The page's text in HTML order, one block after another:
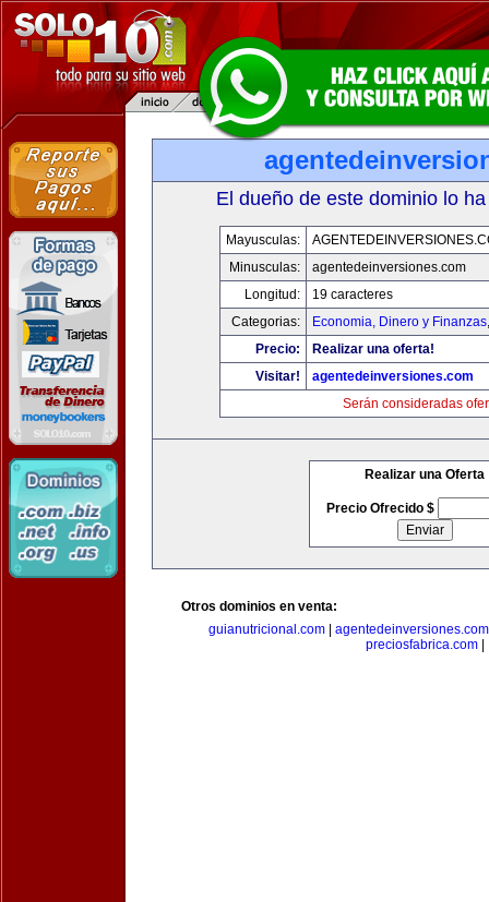
El dueño de este dominio lo
Mayusculas:
Minusculas:
agentedeinversiones.com
Longitud:
19 caracteres
Categorias:
Economia, Dinero y Finanzas
Precio:
Realizar una oferta!
Visitar!
agentedeinversiones.com
Serán consideradas
Realizar una Oferta
Precio Ofrecido $
Otros dominios en venta:
guianutricional.com
agentedeinversiones.com
preciosfabrica.com|